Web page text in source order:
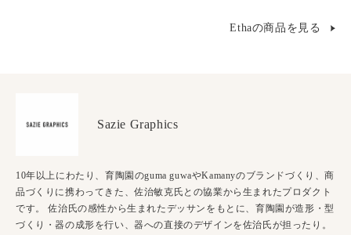
Ethaの商品を見る
Sazie Graphics
10年以上にわたり、育陶園のguma guwaやKamanyのブランドづくり、商
品づくりに携わってきた、佐治敏克氏との協業から生まれたプロダクト
です。 佐治氏の感性から生まれたデッサンをもとに、育陶園が造形・型
づくり・器の成形を行い、器への直接のデザインを佐治氏が担ったり。